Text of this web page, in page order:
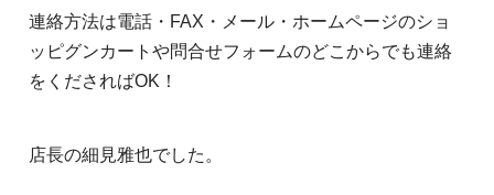
連絡方法は電話・FAX・メール・ホームページのショ
ッピグンカートや問合せフォームのどこからでも連絡
をくださればOK！
店長の細見雅也でした。